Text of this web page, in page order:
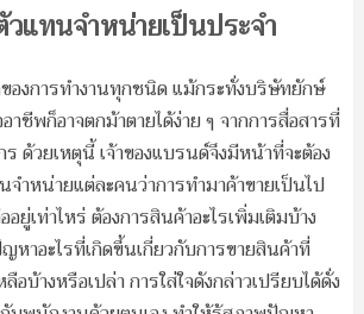
แทนจำหน่ายเป็นประจำ
องการทำงานทุกชนิด แม้กระทั่งบริษัทยักษ์
ชีพก็อาจตกม้าตายได้ง่าย ๆ จากการสื่อสารที่
ด้วยเหตุนี้ เจ้าของแบรนด์จึงมีหน้าที่จะต้อง
ำหน่ายแต่ละคนว่าการทำมาค้าขายเป็นไป
อยู่เท่าไหร่ ต้องการสินค้าอะไรเพิ่มเติมบ้าง
หาอะไรที่เกิดขึ้นเกี่ยวกับการขายสินค้าที่
อบ้างหรือเปล่า การใส่ใจดังกล่าวเปรียบได้ดั่ง